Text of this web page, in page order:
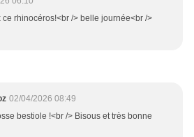
ce rhinocéros!<br /> belle journée<br />
02/04/2026 08:49
bestiole !<br /> Bisous et très bonne